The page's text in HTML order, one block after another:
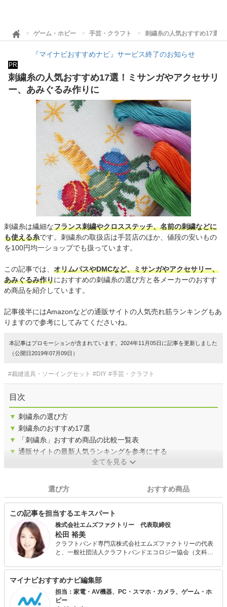
ゲーム・ホビー 手芸・クラフト 刺繍糸の人気おすすめ17選
『マイナビおすすめナビ』サービス終了のお知らせ
PR
刺繍糸の人気おすすめ17選！ミサンガやアクセサリ
ー、あみぐるみ作りに
刺繍糸は繊細なフランス刺繍やクロスステッチ、名前の刺繍などに
も使える糸です。刺繍糸の取扱店は手芸店のほか、値段の安いもの
を100円均一ショップでも扱っています。
この記事では、 オリムパスやDMCなど、ミサンガやアクセサリー、
あみぐるみ作りにおすすめの刺繍糸の選び方と各メーカーのおすす
め商品を紹介しています。
記事後半にはAmazonなどの通販サイトの人気売れ筋ランキングもあ
りますので参考にしてみてくださいね。
本記事はプロモーションが含まれています。2024年11月05日に記事を更新しました
（公開日2019年07月09日）
#裁縫道具・ソーイングセット #DIY #手芸・クラフト
目次
▼ 刺繍糸の選び方
▼ 刺繍糸のおすすめ17選
▼
「刺繍糸」おすすめ商品の比較一覧表
▼ 通販サイトの最新人気ランキングを参考にする
全てを見る
選び方 おすすめ商品
この記事を担当するエキスパート
株式会社エムズファクトリー 代表取締役
松田 裕美
クラフトバンド専門店株式会社エムズファクトリーの代表
と、一般社団法人クラフトバンドエコロジー協会（文科省
筆活動のほかに美術館での作品展や、新商品の開発などを
手掛ける。２０１８年は、テレビ取材１０社。雑誌取材５
社。被災地の就業支援にも力を注いでいる。
マイナビおすすめナビ編集部
担当：家電・AV機器、PC・スマホ・カメラ、ゲーム・ホ
ビー